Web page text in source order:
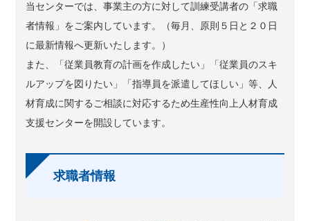
当センターでは、事業主の方に対して訓練受講者の「求職
者情報」をご案内しています。（毎月、原則５日と２０日
に最新情報へ更新いたします。）
また、「従業員教育の計画を作成したい」「従業員のスキ
ルアップを図りたい」「指導員を派遣してほしい」等、人
材育成に関するご相談に対応するため生産性向上人材育成
支援センターを開設しています。
求職者情報